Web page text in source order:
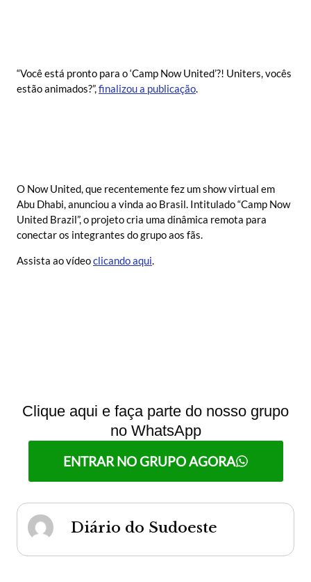
“Você está pronto para o ‘Camp Now United’?! Uniters, vocês
estão animados?”,finalizou a publicação.
O Now United, que recentemente fez um show virtual em
Abu Dhabi, anunciou a vinda ao Brasil. Intitulado “Camp Now
United Brazil”, o projeto cria uma dinâmica remota para
conectar os integrantes do grupo aos fãs.
Assista ao vídeoclicando aqui.
Clique aqui e faça parte do nosso grupo
no WhatsApp
ENTRAR NO GRUPO AGORA
Diário do Sudoeste